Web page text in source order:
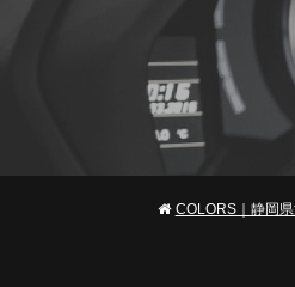
COLORS｜静岡